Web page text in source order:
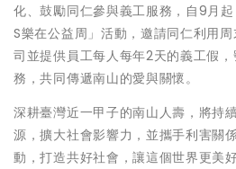
化、鼓勵同仁參與義工服務，自9月
S樂在公益周」活動，邀請同仁利用
司並提供員工每人每年2天的義工假
務，共同傳遞南山的愛與關懷。
深耕臺灣近一甲子的南山人壽，將持
源，擴大社會影響力，並攜手利害關
動，打造共好社會，讓這個世界更美好